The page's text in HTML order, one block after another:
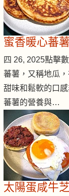
蜜香暖心蕃
四 26, 2025點擊
蕃薯，又稱地瓜
甜味和鬆軟的口
蕃薯的營養與…
太陽蛋咸牛